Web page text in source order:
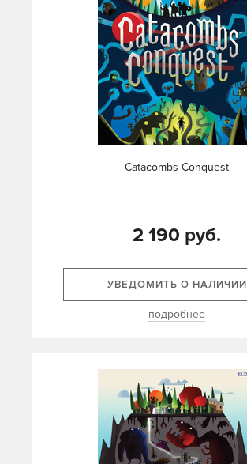
Catacombs Conquest
2 190 руб.
УВЕДОМИТЬ О НАЛИЧИИ
подробнее